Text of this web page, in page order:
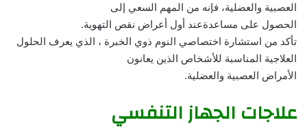
العصبية والعضلية، فإنه من المهم السعي إلى
الحصول على مساعدةعند أول أعراض نقص التهوية.
تأكد من استشارة اختصاصي النوم ذوي الخبرة ، الذي يعرف الحلول
العلاجية المناسبة للأشخاص الذين يعانون
الأمراض العصبية والعضلية.
علاجات الجهاز التنفسي